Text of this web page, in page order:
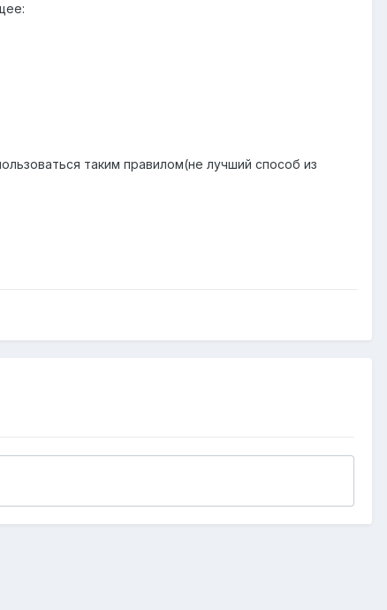
таким правилом(не лучший способ из